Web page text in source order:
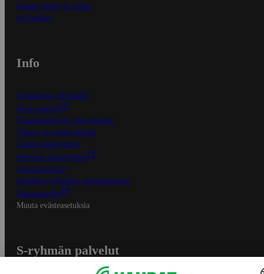
Kaikki ohjeet ja vinkit
In English
Info
S-Business yrityksille
Oiva-raportit
Osuuskauppojen yhteystiedot
Tilaus- ja toimitusehdot
Tietosuojakäytäntö
Palvelun käyttöehdot
Saavutettavuus
Mobiilisovelluksen saavutettavuus
Mainostajalle
Muuta evästeasetuksia
S-ryhmän palvelut